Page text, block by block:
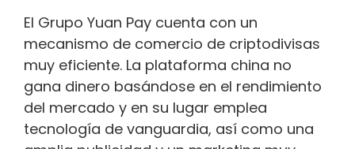
El Grupo Yuan Pay cuenta con un
mecanismo de comercio de criptodivisas
muy eficiente. La plataforma china no
gana dinero basándose en el rendimiento
del mercado y en su lugar emplea
tecnología de vanguardia, así como una